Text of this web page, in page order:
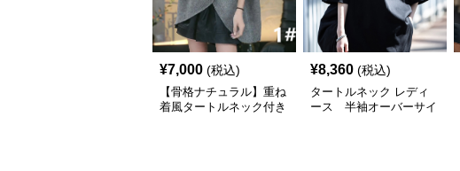
¥7,000 (税込)
【骨格ナチュラル】重ね
着風タートルネック付き
¥8,360 (税込)
タートルネック レディ
ース 半袖オーバーサイ